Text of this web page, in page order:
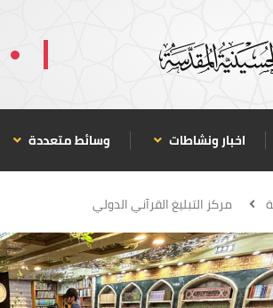
اخبار ونشاطات وسائط متعددة
مركز التبليغ القرآني الدولي